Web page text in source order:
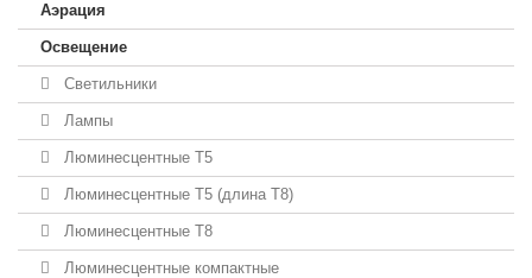
Аэрация
Освещение
Светильники
Лампы
Люминесцентные T5
Люминесцентные T5 (длина T8)
Люминесцентные T8
Люминесцентные компактные